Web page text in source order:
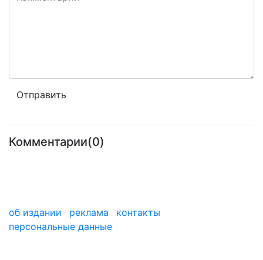
Комментарии(0)
об издании реклама
контакты
персональные данные